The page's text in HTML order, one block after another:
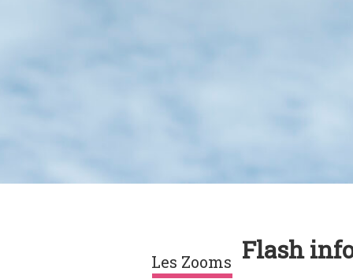
Les Zooms Flash